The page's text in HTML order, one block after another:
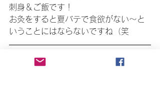
刺身＆ご飯です！
お灸をすると夏バテで食欲がない～と
いうことにはならないですね（笑